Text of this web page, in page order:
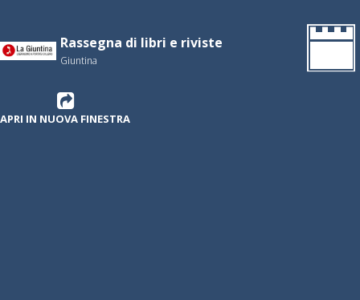
Rassegna di libri e riviste
Giuntina
APRI IN NUOVA FINESTRA